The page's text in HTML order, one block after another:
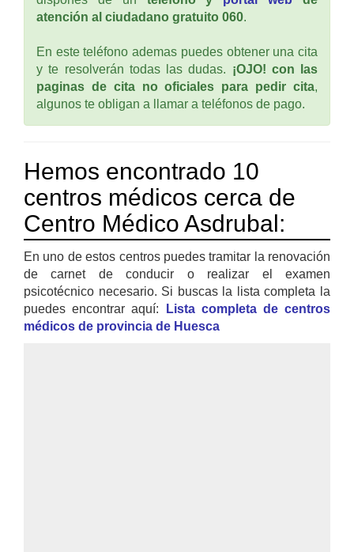
atención al ciudadano gratuito 060.
En este teléfono ademas puedes obtener una cita
y te resolverán todas las dudas. ¡OJO! con las
paginas de cita no oficiales para pedir cita,
algunos te obligan a llamar a teléfonos de pago.
Hemos encontrado 10
centros médicos cerca de
Centro Médico Asdrubal:
En uno de estos centros puedes tramitar la renovación
de carnet de conducir o realizar el examen
psicotécnico necesario. Si buscas la lista completa la
puedes encontrar aquí:
Lista completa de centros
médicos de provincia de Huesca